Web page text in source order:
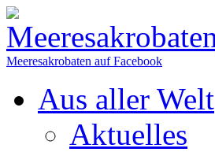
Meeresakrobaten auf Facebook
Aus aller Welt
Aktuelles